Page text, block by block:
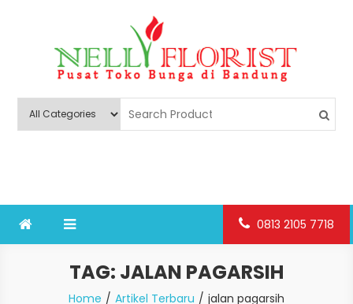
Nelly Florist Bandung
0813 2105 7718
TAG: JALAN PAGARSIH
Home Artikel Terbaru jalan pagarsih